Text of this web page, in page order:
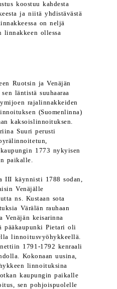
koostuu kahdesta
ja niitä yhdistävästä
on neljä
linnakkeen ollessa
Ruotsin ja Venäjän
läntistä suuhaaraa
rajalinnakkeiden
(Suomenlinna)
kaksoislinnoituksen.
Suuri perusti
1773 nykyisen
paikalle.
III käynnisti 1788 sodan,
Venäjälle
ns. Kustaan sota
Värälän rauhaan
Venäjän keisarinna
pääkaupunki Pietari oli
linnoitusvyöhykkeellä.
1791-1792 kenraali
Kokonaan uusina,
linnoituksina
kaupungin paikalle
sen pohjoispuolelle